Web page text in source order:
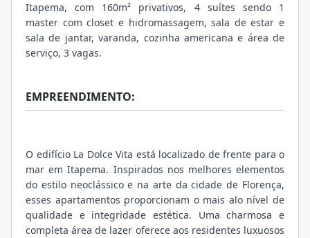
Itapema, com 160m² privativos, 4 suítes sendo 1
master com closet e hidromassagem, sala de estar e
sala de jantar, varanda, cozinha americana e área de
serviço, 3 vagas.
EMPREENDIMENTO:
O edifício La Dolce Vita está localizado de frente para o
mar em Itapema. Inspirados nos melhores elementos
do estilo neoclássico e na arte da cidade de Florença,
esses apartamentos proporcionam o mais alo nível de
qualidade e integridade estética. Uma charmosa e
completa área de lazer oferece aos residentes luxuosos